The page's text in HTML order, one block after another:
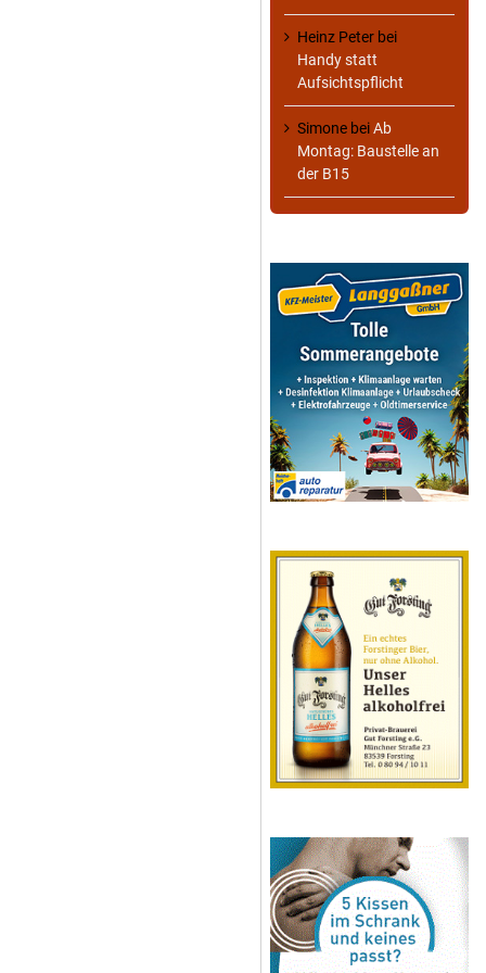
Heinz Peter bei
Handy statt
Aufsichtspflicht
Simone beiAb
Montag: Baustelle an
der B15